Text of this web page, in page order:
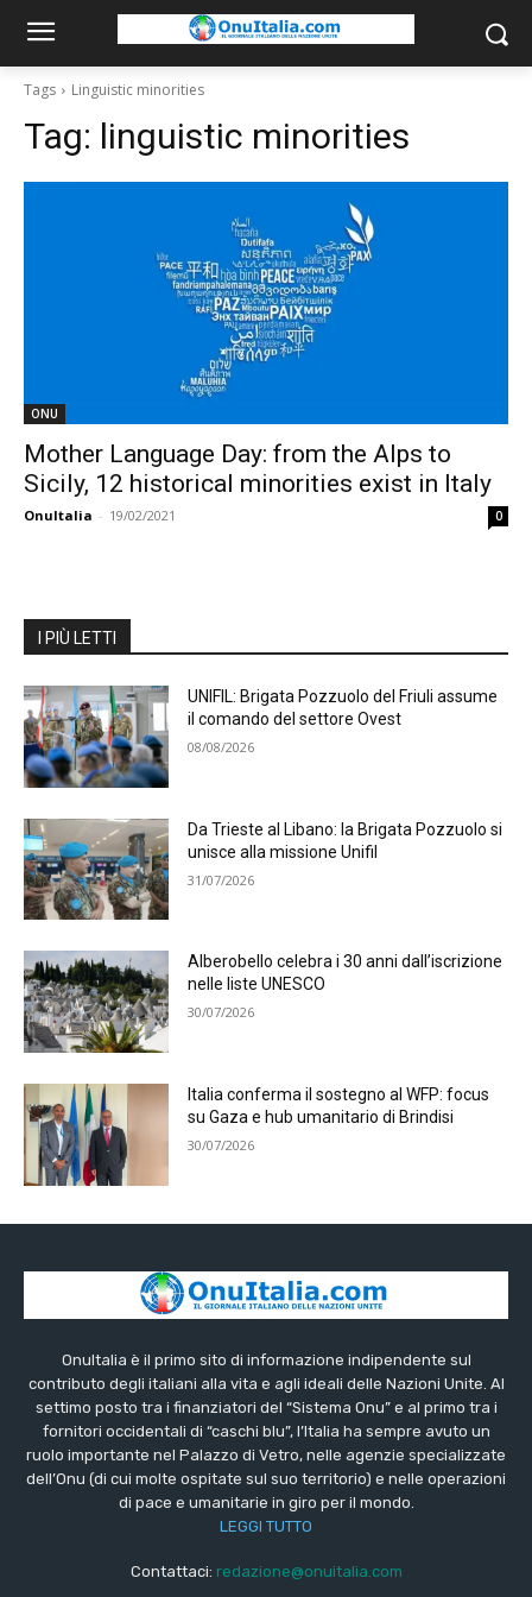
Tags Linguistic minorities
Tag: linguistic minorities
ONU
Mother Language Day: from the Alps to
Sicily, 12 historical minorities exist in Italy
OnuItalia - 19/02/2021 0
I PIÙ LETTI
UNIFIL: Brigata Pozzuolo del Friuli assume
il comando del settore Ovest
08/08/2026
Da Trieste al Libano: la Brigata Pozzuolo si
unisce alla missione Unifil
31/07/2026
Alberobello celebra i 30 anni dall’iscrizione
nelle liste UNESCO
30/07/2026
Italia conferma il sostegno al WFP: focus
su Gaza e hub umanitario di Brindisi
30/07/2026
OnuItalia è il primo sito di informazione indipendente sul
contributo degli italiani alla vita e agli ideali delle Nazioni Unite. Al
settimo posto tra i finanziatori del “Sistema Onu” e al primo tra i
fornitori occidentali di “caschi blu”, l’Italia ha sempre avuto un
ruolo importante nel Palazzo di Vetro, nelle agenzie specializzate
dell’Onu (di cui molte ospitate sul suo territorio) e nelle operazioni
di pace e umanitarie in giro per il mondo.
LEGGI TUTTO
Contattaci: redazione@onuitalia.com